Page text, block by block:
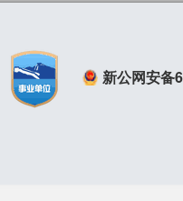
新公网安备